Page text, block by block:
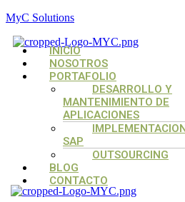
MyC Solutions
Menú
INICIO
NOSOTROS
PORTAFOLIO
DESARROLLO Y
MANTENIMIENTO DE
APLICACIONES
SAP
OUTSOURCING
BLOG
CONTACTO
Menú